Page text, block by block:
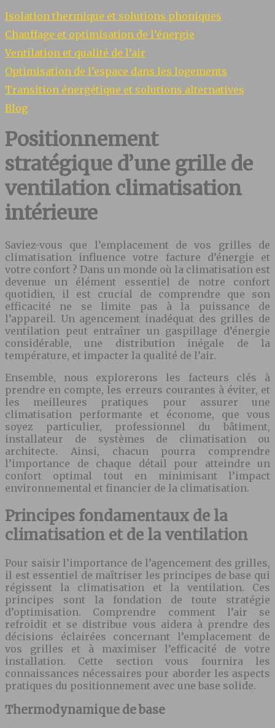
Isolation thermique et solutions phoniques
Chauffage et optimisation de l’énergie
Ventilation et qualité de l’air
Optimisation de l’espace dans les logements
Transition énergétique et solutions alternatives
Blog
Positionnement
stratégique d’une grille de
ventilation climatisation
intérieure
Saviez-vous que l’emplacement de vos grilles de
climatisation influence votre facture d’énergie et
votre confort ? Dans un monde où la climatisation est
devenue un élément essentiel de notre confort
quotidien, il est crucial de comprendre que son
efficacité ne se limite pas à la puissance de
l’appareil. Un agencement inadéquat des grilles de
ventilation peut entraîner un gaspillage d’énergie
considérable, une distribution inégale de la
température, et impacter la qualité de l’air.
Ensemble, nous explorerons les facteurs clés à
prendre en compte, les erreurs courantes à éviter, et
les meilleures pratiques pour assurer une
climatisation performante et économe, que vous
soyez particulier, professionnel du bâtiment,
installateur de systèmes de climatisation ou
architecte. Ainsi, chacun pourra comprendre
l’importance de chaque détail pour atteindre un
confort optimal tout en minimisant l’impact
environnemental et financier de la climatisation.
Principes fondamentaux de la
climatisation et de la ventilation
Pour saisir l’importance de l’agencement des grilles,
il est essentiel de maîtriser les principes de base qui
régissent la climatisation et la ventilation. Ces
principes sont la fondation de toute stratégie
d’optimisation. Comprendre comment l’air se
refroidit et se distribue vous aidera à prendre des
décisions éclairées concernant l’emplacement de
vos grilles et à maximiser l’efficacité de votre
installation. Cette section vous fournira les
connaissances nécessaires pour aborder les aspects
pratiques du positionnement avec une base solide.
Thermodynamique de base